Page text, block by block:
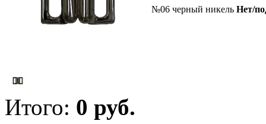
№06 черный никель Нет/
Итого: 0 руб.